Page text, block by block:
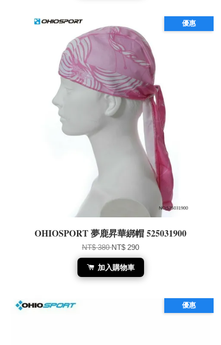
優惠
OHIOSPORT 夢鹿昇華綁帽 525031900
NT$ 380NT$ 290
加入購物車
優惠